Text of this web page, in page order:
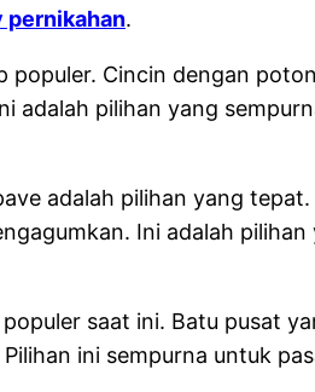
pernikahan.
populer. Cincin dengan
adalah pilihan yang
adalah pilihan yang
Ini adalah
saat ini. Batu pusat
ini sempurna untuk